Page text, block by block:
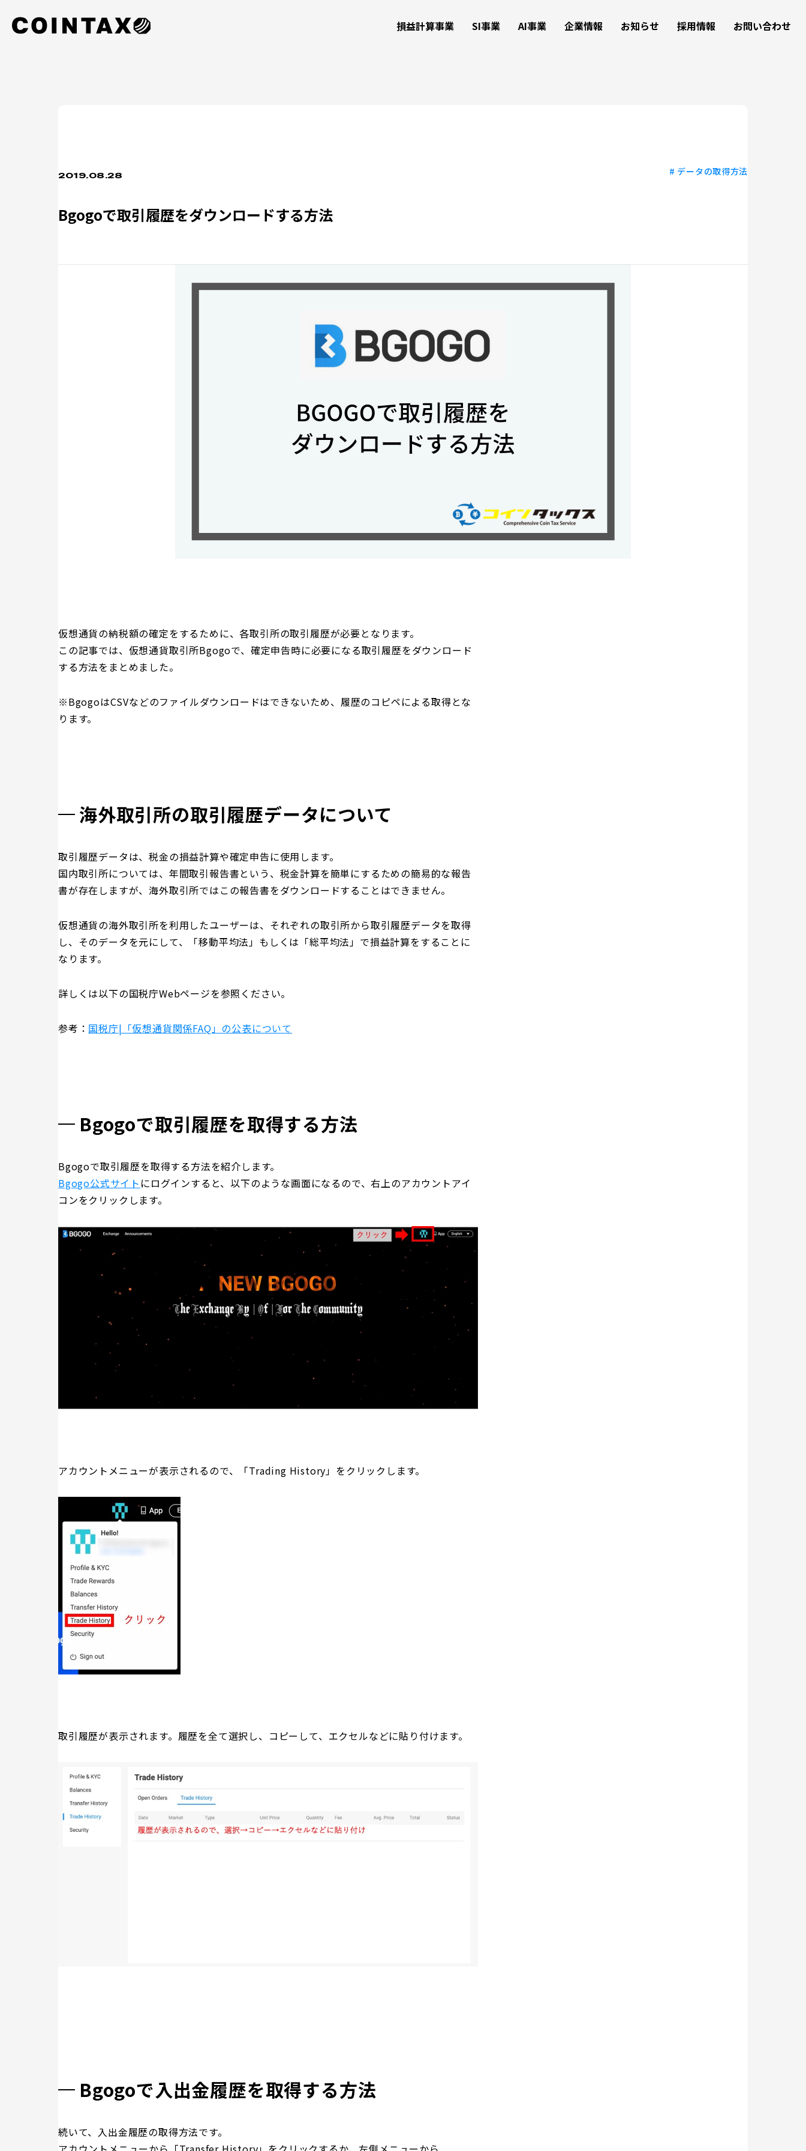
損益計算事業 SI事業 AI事業 企業情報 お知らせ 採用情報 お問い合わせ
2019.08.28 # データの取得方法
Bgogoで取引履歴をダウンロードする方法
仮想通貨の納税額の確定をするために、各取引所の取引履歴が必要となります。
この記事では、仮想通貨取引所Bgogoで、確定申告時に必要になる取引履歴をダウンロード
する方法をまとめました。
※BgogoはCSVなどのファイルダウンロードはできないため、履歴のコピペによる取得とな
ります。
海外取引所の取引履歴データについて
取引履歴データは、税金の損益計算や確定申告に使用します。
国内取引所については、年間取引報告書という、税金計算を簡単にするための簡易的な報告
書が存在しますが、海外取引所ではこの報告書をダウンロードすることはできません。
仮想通貨の海外取引所を利用したユーザーは、それぞれの取引所から取引履歴データを取得
し、そのデータを元にして、「移動平均法」もしくは「総平均法」で損益計算をすることに
なります。
詳しくは以下の国税庁Webページを参照ください。
参考： 国税庁|「仮想通貨関係FAQ」の公表について
Bgogoで取引履歴を取得する方法
Bgogoで取引履歴を取得する方法を紹介します。
Bgogo公式サイト にログインすると、以下のような画面になるので、右上のアカウントアイ
コンをクリックします。
アカウントメニューが表示されるので、「Trading History」をクリックします。
取引履歴が表示されます。履歴を全て選択し、コピーして、エクセルなどに貼り付けます。
Bgogoで入出金履歴を取得する方法
続いて、入出金履歴の取得方法です。